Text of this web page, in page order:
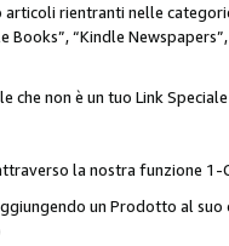
rientranti nelle categorie
Books”, “Kindle
che non è un tuo Link
la nostra funzione 1-
un Prodotto al